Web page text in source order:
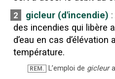
2 gicleur (d'incendie) :
des incendies qui libère
d’eau en cas d’élévation
température.
REM. L’emploi de gicleur